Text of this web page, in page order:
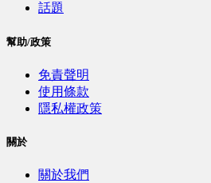
話題
幫助/政策
免責聲明
使用條款
隱私權政策
關於
關於我們